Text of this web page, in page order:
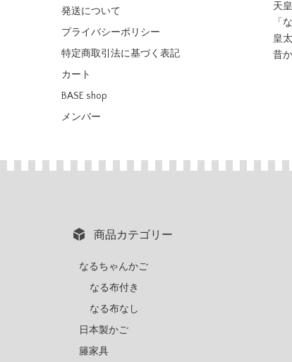
天
「
皇
昔
発送について
プライバシーポリシー
特定商取引法に基づく表記
カート
BASE shop
メンバー
商品カテゴリー
なるちゃんかご
なる布付き
なる布なし
日本製かご
籐家具